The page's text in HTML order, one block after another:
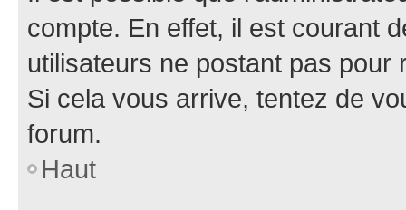
compte. En effet, il est courant
utilisateurs ne postant pas pour
Si cela vous arrive, tentez de
forum.
Haut